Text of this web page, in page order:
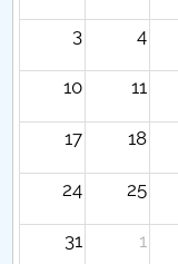
3 4
10 11
17 18
24 25
31 1